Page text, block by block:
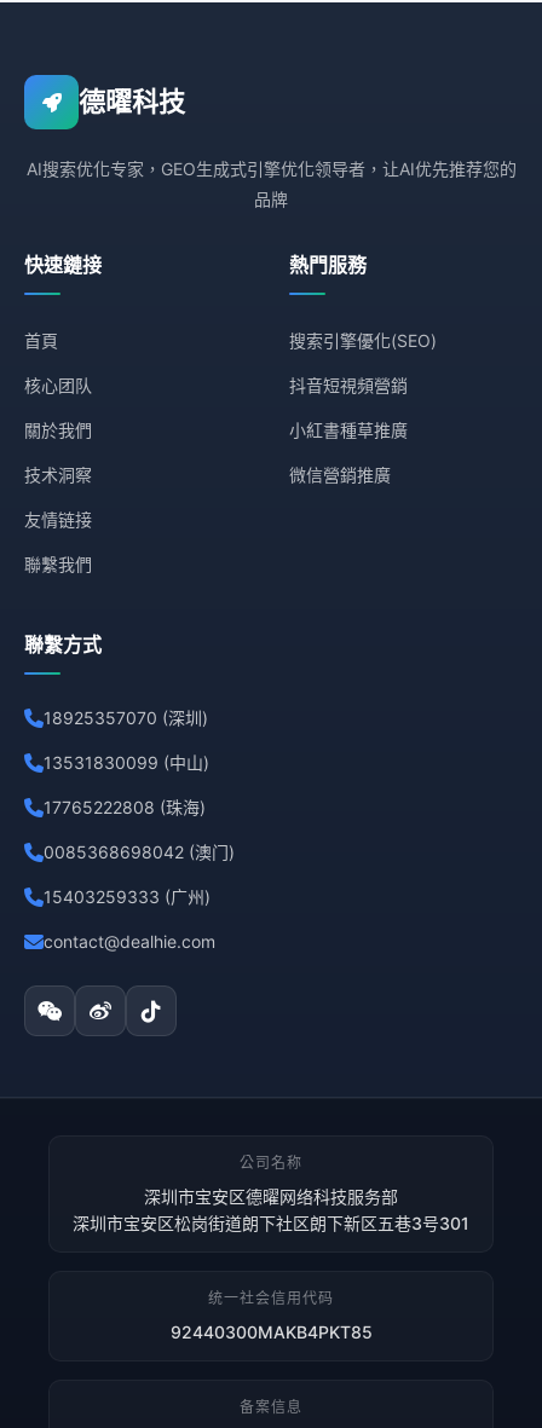
德曜科技
AI搜索优化专家，GEO生成式引擎优化领导者，让AI优先推荐您的
品牌
快速鏈接
首頁
核心团队
關於我們
技术洞察
友情链接
聯繫我們
熱門服務
搜索引擎優化(SEO)
抖音短視頻營銷
小紅書種草推廣
微信營銷推廣
聯繫方式
18925357070 (深圳)
13531830099 (中山)
17765222808 (珠海)
0085368698042 (澳门)
15403259333 (广州)
contact@dealhie.com
公司名称
深圳市宝安区德曜网络科技服务部
深圳市宝安区松岗街道朗下社区朗下新区五巷3号301
统一社会信用代码
92440300MAKB4PKT85
备案信息